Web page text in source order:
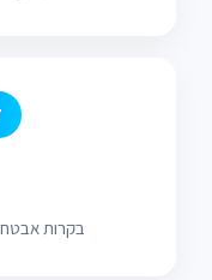
בקרות אבטחה